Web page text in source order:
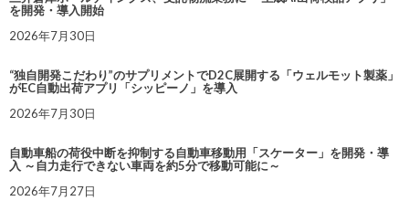
を開発・導入開始
2026年7月30日
“独自開発こだわり”のサプリメントでD2C展開する「ウェルモット製薬」
がEC自動出荷アプリ「シッピーノ」を導入
2026年7月30日
自動車船の荷役中断を抑制する自動車移動用「スケーター」を開発・導
入 ～自力走行できない車両を約5分で移動可能に～
2026年7月27日